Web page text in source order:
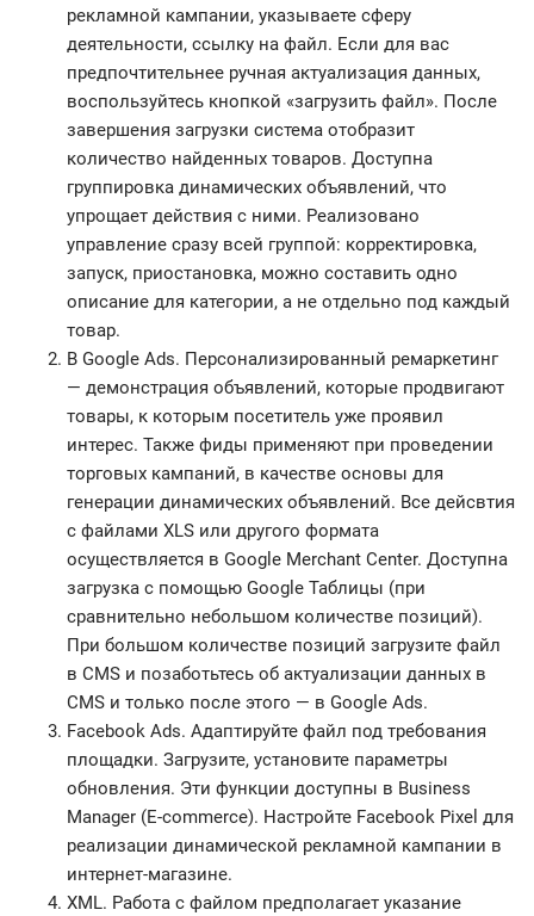
рекламной кампании, указываете сферу
деятельности, ссылку на файл. Если для вас
предпочтительнее ручная актуализация данных,
воспользуйтесь кнопкой «загрузить файл». После
завершения загрузки система отобразит
количество найденных товаров. Доступна
группировка динамических объявлений, что
упрощает действия с ними. Реализовано
управление сразу всей группой: корректировка,
запуск, приостановка, можно составить одно
описание для категории, а не отдельно под каждый
товар.
В Google Ads. Персонализированный ремаркетинг
— демонстрация объявлений, которые продвигают
товары, к которым посетитель уже проявил
интерес. Также фиды применяют при проведении
торговых кампаний, в качестве основы для
генерации динамических объявлений. Все дейсвтия
с файлами XLS или другого формата
осуществляется в Google Merchant Center. Доступна
загрузка с помощью Google Таблицы (при
сравнительно небольшом количестве позиций).
При большом количестве позиций загрузите файл
в CMS и позаботьтесь об актуализации данных в
CMS и только после этого — в Google Ads.
Facebook Ads. Адаптируйте файл под требования
площадки. Загрузите, установите параметры
обновления. Эти функции доступны в Business
Manager (E-commerce). Настройте Facebook Pixel для
реализации динамической рекламной кампании в
интернет-магазине.
XML. Работа с файлом предполагает указание